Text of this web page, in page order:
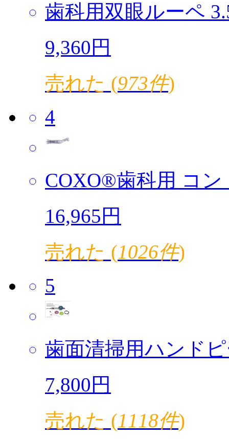
歯科用双眼ルーペ
9,360円
売れた (973件)
4
COXO®歯科用 コン
16,965円
売れた (1026件)
5
歯面清掃用ハンド
7,800円
売れた (1118件)